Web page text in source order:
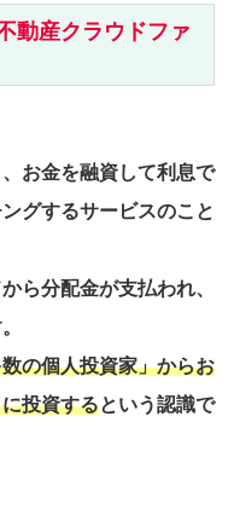
動産クラウドファ
お金を融資して利息で
グするサービスのこと
ら分配金が支払われ、
の個人投資家」からお
投資するという認識で